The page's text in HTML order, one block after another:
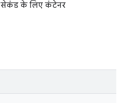
सेकंड के लिए कंटेनर